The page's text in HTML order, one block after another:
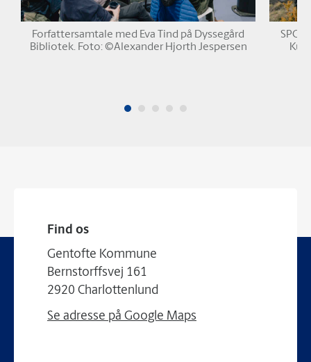
Forfattersamtale med Eva Tind på Dyssegård
Bibliotek. Foto: ©Alexander Hjorth Jespersen
Find os
Gentofte Kommune
Bernstorffsvej 161
2920 Charlottenlund
Se adresse på Google Maps